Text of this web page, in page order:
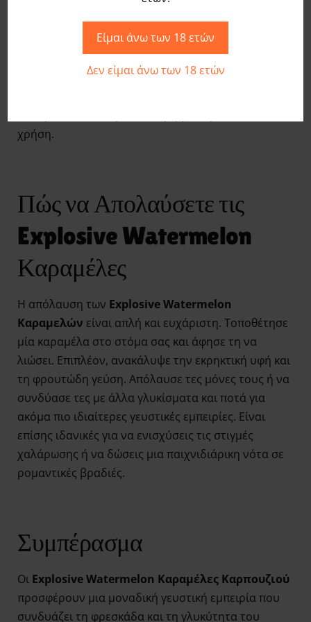
Είμαι άνω των 18 ετών
Δεν είμαι άνω των 18 ετών
Το μικρό τους μέγεθος τις κάνει ιδανικές για να τις
έχετε πάντα μαζί σας, στην τσάντα ή στο γραφείο,
ώστε να απολαμβάνετε γλυκές και δροσιστικές
στιγμές όποτε θέλετε. Επίσης, η συσκευασία
χρήση.
Πώς να Απολαύσετε τις
Explosive Watermelon
Καραμέλες
Η απόλαυση των Explosive Watermelon
Καραμελών είναι απλή και ευχάριστη. Τοποθέτησε
μία καραμέλα στο στόμα σας και άφησε τη να
λιώσει. Επιπλέον, ανακάλυψε την εκρηκτική υφή και
τη φρουτώδη γεύση. Απόλαυσε τες μόνες τους ή να
συνδύασε τες με άλλα γλυκίσματα και ποτά για
ακόμα πιο ιδιαίτερες γευστικές εμπειρίες. Είναι
επίσης ιδανικές για να ενισχύσεις τις στιγμές
χαλάρωσης ή να δώσεις μια παιχνιδιάρικη νότα σε
ρομαντικές βραδιές.
Συμπέρασμα
Οι Explosive Watermelon Καραμέλες Καρπουζιού
προσφέρουν μια μοναδική γευστική εμπειρία που
συνδυάζει τη φρεσκάδα και τη γλυκύτητα του